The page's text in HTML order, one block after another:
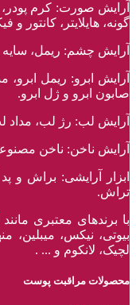
گونه، هایلایتر، کانتور و
آرایش چشم: ریمل،
آرایش ابرو: ریمل ابرو،
صابون ابرو و ژل ابرو.
آرایش لب: رژ لب،
آرایش ناخن: ناخن
ابزار آرایشی: براش و
تراش.
با برند‌های معتبری
بیوتی، نیکس، میبلین،
لچیک، لانکوم و ... .
محصولات مراقبت پوست